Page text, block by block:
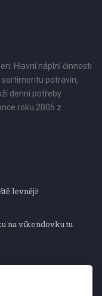
Hlavní náplní činnosti
potravin,
denní potřeby.
roku 2005 z
levněji!
na víkendovku tu
na víkendovku tu